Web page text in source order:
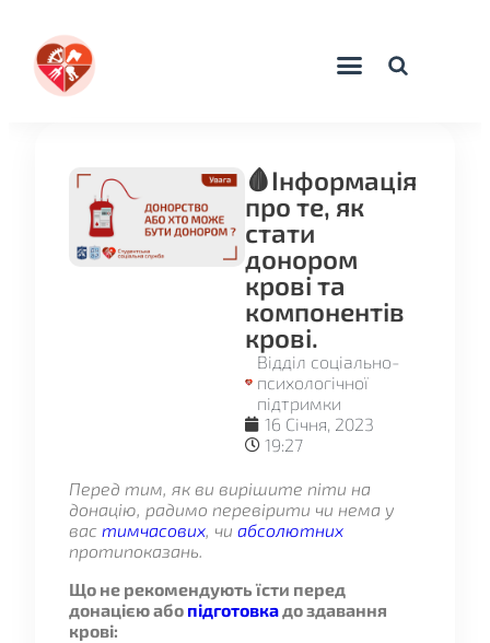
🩸Інформація
про те, як
стати
донором
крові та
компонентів
крові.
Відділ соціально-
психологічної
підтримки
16 Січня, 2023
19:27
Перед тим, як ви вирішите піти на
донацію, радимо перевірити чи нема у
вас тимчасових, чи абсолютних
протипоказань.
Що не рекомендують їсти перед
донацією або підготовкадо здавання
крові: